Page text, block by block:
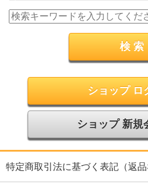
ショップ ロ
ショップ 新規
特定商取引法に基づく表記（返品